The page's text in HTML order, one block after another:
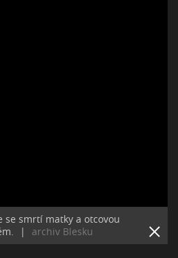
se smrtí matky a otcovou
| archiv Blesku